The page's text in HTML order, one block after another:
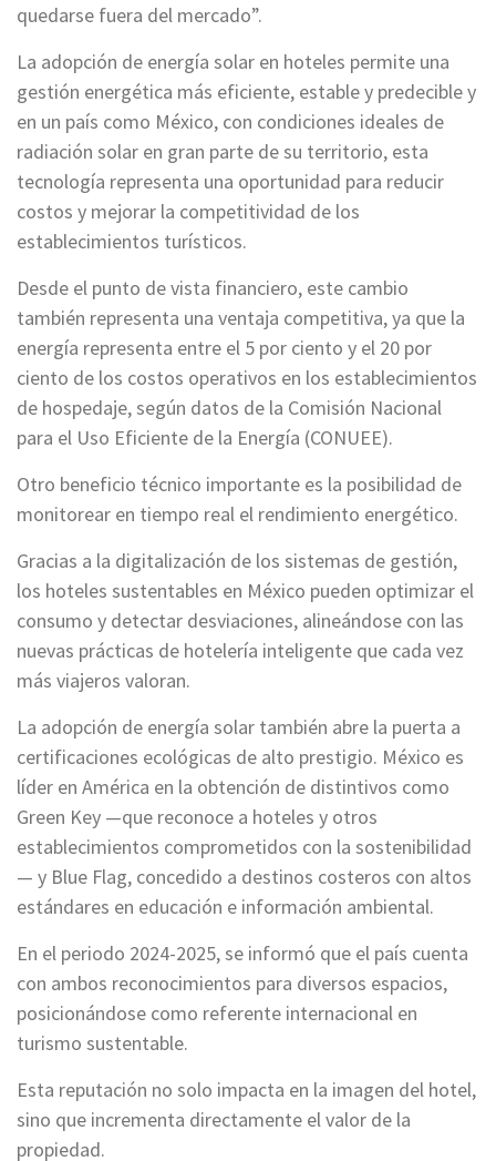
quedarse fuera del mercado”.
La adopción de energía solar en hoteles permite una
gestión energética más eficiente, estable y predecible y
en un país como México, con condiciones ideales de
radiación solar en gran parte de su territorio, esta
tecnología representa una oportunidad para reducir
costos y mejorar la competitividad de los
establecimientos turísticos.
Desde el punto de vista financiero, este cambio
también representa una ventaja competitiva, ya que la
energía representa entre el 5 por ciento y el 20 por
ciento de los costos operativos en los establecimientos
de hospedaje, según datos de la Comisión Nacional
para el Uso Eficiente de la Energía (CONUEE).
Otro beneficio técnico importante es la posibilidad de
monitorear en tiempo real el rendimiento energético.
Gracias a la digitalización de los sistemas de gestión,
los hoteles sustentables en México pueden optimizar el
consumo y detectar desviaciones, alineándose con las
nuevas prácticas de hotelería inteligente que cada vez
más viajeros valoran.
La adopción de energía solar también abre la puerta a
certificaciones ecológicas de alto prestigio. México es
líder en América en la obtención de distintivos como
Green Key —que reconoce a hoteles y otros
establecimientos comprometidos con la sostenibilidad
— y Blue Flag, concedido a destinos costeros con altos
estándares en educación e información ambiental.
En el periodo 2024-2025, se informó que el país cuenta
con ambos reconocimientos para diversos espacios,
posicionándose como referente internacional en
turismo sustentable.
Esta reputación no solo impacta en la imagen del hotel,
sino que incrementa directamente el valor de la
propiedad.